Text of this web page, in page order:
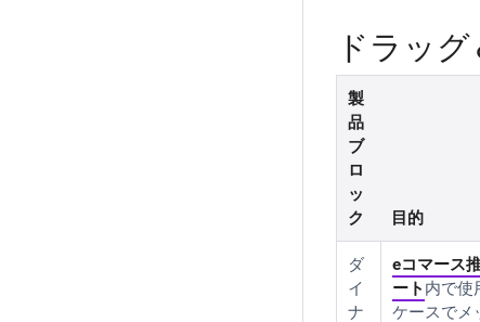
ドラッ
製
品
ブ
ロ
ッ
ク
目的
ダ
イ
ナ
eコマース
ート 内で使
ケースでメ